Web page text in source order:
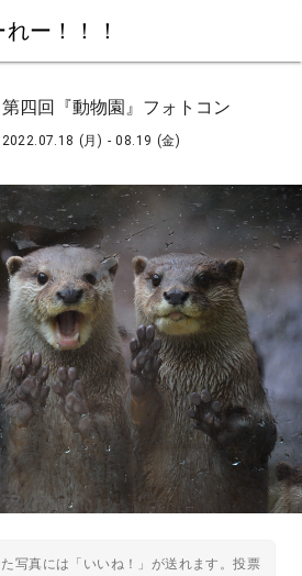
ー！！！
第四回『動物園』フォトコン
2022.07.18 (月) - 08.19 (金)
写真には「いいね！」が送れます。投票